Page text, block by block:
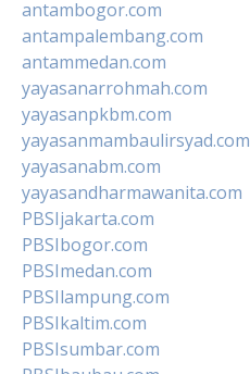
antambogor.com
antampalembang.com
antammedan.com
yayasanarrohmah.com
yayasanpkbm.com
yayasanmambaulirsyad.com
yayasanabm.com
yayasandharmawanita.com
PBSIjakarta.com
PBSIbogor.com
PBSImedan.com
PBSIlampung.com
PBSIkaltim.com
PBSIsumbar.com